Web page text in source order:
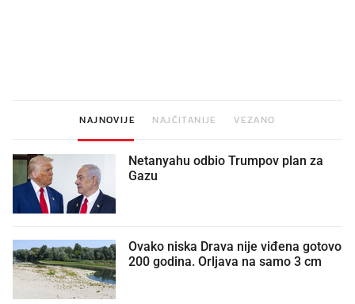
NAJNOVIJE NAJČITANIJE VEZANO
Netanyahu odbio Trumpov plan za
Gazu
Ovako niska Drava nije viđena gotovo
200 godina. Orljava na samo 3 cm